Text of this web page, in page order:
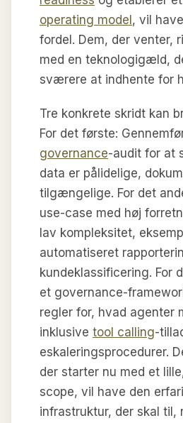
operating model, vil
fordel. Dem, der venter,
med en teknologigæld,
sværere at indhente for
Tre konkrete skridt kan
For det første:
governance-audit for at
data er pålidelige,
tilgængelige. For det
use-case med høj
lav kompleksitet,
automatiseret
kundeklassificering. For
et governance-
regler for, hvad agenter
inklusive tool calling-
eskaleringsprocedurer.
der starter nu med et
scope, vil have den
infrastruktur, der skal til,